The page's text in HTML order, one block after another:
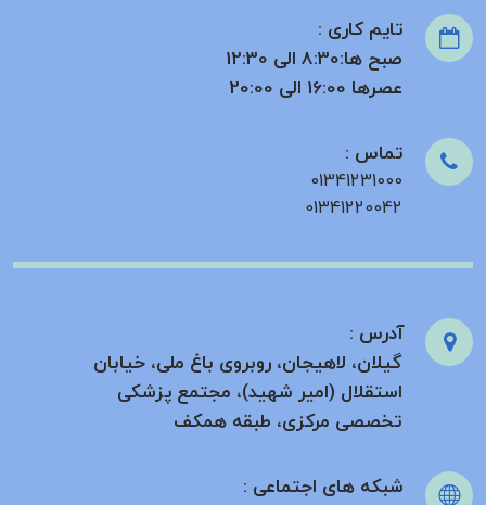
تایم کاری :
صبح ها:8:30 الی 12:30
عصرها 16:00 الی 20:00
تماس :
01341231000
01341220042
آدرس :
گیلان، لاهیجان، روبروی باغ ملی، خیابان
استقلال (امیر شهید)، مجتمع پزشکی
تخصصی مرکزی، طبقه همکف
شبکه های اجتماعی :